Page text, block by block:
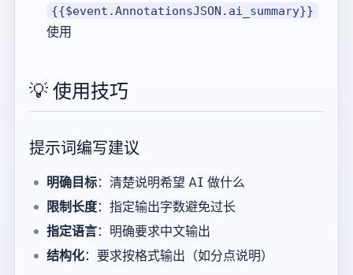
{{$event.AnnotationsJSON.ai_summary}}
使用
💡 使用技巧
提示词编写建议
明确目标：清楚说明希望 AI 做什么
限制长度：指定输出字数避免过长
指定语言：明确要求中文输出
结构化：要求按格式输出（如分点说明）